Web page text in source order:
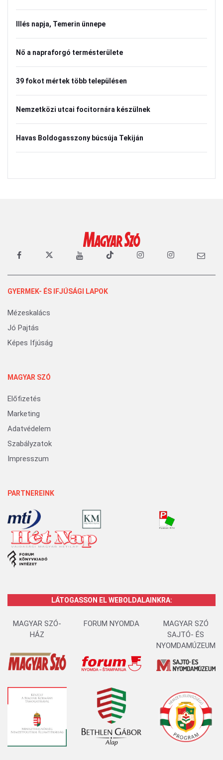
Illés napja, Temerin ünnepe
Nő a napraforgó termésterülete
39 fokot mértek több településen
Nemzetközi utcai focitornára készülnek
Havas Boldogasszony búcsúja Tekiján
GYERMEK- ÉS IFJÚSÁGI LAPOK
Mézeskalács
Jó Pajtás
Képes Ifjúság
MAGYAR SZÓ
Előfizetés
Marketing
Adatvédelem
Szabályzatok
Impresszum
PARTNEREINK
LÁTOGASSON EL WEBOLDALAINKRA:
MAGYAR SZÓ-
HÁZ
FORUM NYOMDA
MAGYAR SZÓ
SAJTÓ- ÉS
NYOMDAMÚZEUM